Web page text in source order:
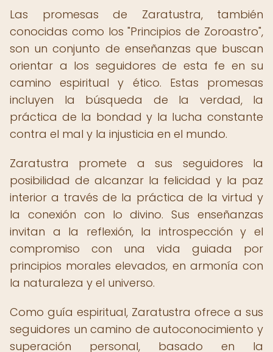
Las promesas de Zaratustra, también
conocidas como los "Principios de Zoroastro",
son un conjunto de enseñanzas que buscan
orientar a los seguidores de esta fe en su
camino espiritual y ético. Estas promesas
incluyen la búsqueda de la verdad, la
práctica de la bondad y la lucha constante
contra el mal y la injusticia en el mundo.
Zaratustra promete a sus seguidores la
posibilidad de alcanzar la felicidad y la paz
interior a través de la práctica de la virtud y
la conexión con lo divino. Sus enseñanzas
invitan a la reflexión, la introspección y el
compromiso con una vida guiada por
principios morales elevados, en armonía con
la naturaleza y el universo.
Como guía espiritual, Zaratustra ofrece a sus
seguidores un camino de autoconocimiento y
superación personal, basado en la